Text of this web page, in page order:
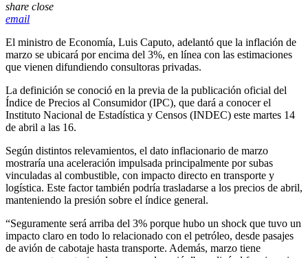
share close
email
El ministro de Economía, Luis Caputo, adelantó que la inflación de
marzo se ubicará por encima del 3%, en línea con las estimaciones
que vienen difundiendo consultoras privadas.
La definición se conoció en la previa de la publicación oficial del
Índice de Precios al Consumidor (IPC), que dará a conocer el
Instituto Nacional de Estadística y Censos (INDEC) este martes 14
de abril a las 16.
Según distintos relevamientos, el dato inflacionario de marzo
mostraría una aceleración impulsada principalmente por subas
vinculadas al combustible, con impacto directo en transporte y
logística. Este factor también podría trasladarse a los precios de abril,
manteniendo la presión sobre el índice general.
“Seguramente será arriba del 3% porque hubo un shock que tuvo un
impacto claro en todo lo relacionado con el petróleo, desde pasajes
de avión de cabotaje hasta transporte. Además, marzo tiene